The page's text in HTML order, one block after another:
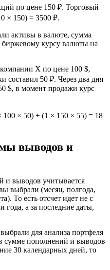
по цене 150 ₽. Торговый
× 150) = 3500 ₽.
активы в валюте, сумма
биржевому курсу валюты на
Х по цене 100 $,
составил 50 ₽. Через два дня
$, в момент продажи курс
100 × 50) + (1 × 150 × 55) = 18
выводов и
и выводов учитывается
выбрали (месяц, полгода,
То есть отсчет идет не с
года, а за последние даты,
для анализа портфеля
сумме пополнений и выводов
30 календарных дней, то